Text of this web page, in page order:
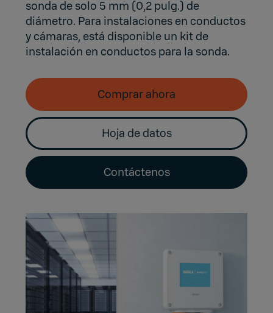
sonda de solo 5 mm (0,2 pulg.) de
diámetro. Para instalaciones en conductos
y cámaras, está disponible un kit de
instalación en conductos para la sonda.
Comprar ahora
Hoja de datos
Contáctenos